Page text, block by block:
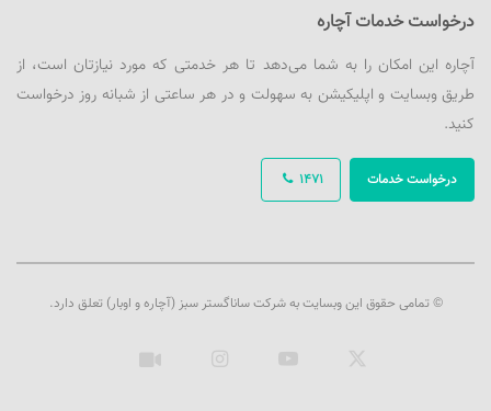
درخواست خدمات آچاره
آچاره این امکان را به شما می‌دهد تا هر خدمتی که مورد نیازتان است، از
طریق وبسایت و اپلیکیشن به سهولت و در هر ساعتی از شبانه روز درخواست
کنید.
1471 درخواست خدمات
© تمامی حقوق این وبسایت به شرکت ساناگستر سبز (آچاره و اوبار) تعلق دارد.
یوتیوب اینستاگرام